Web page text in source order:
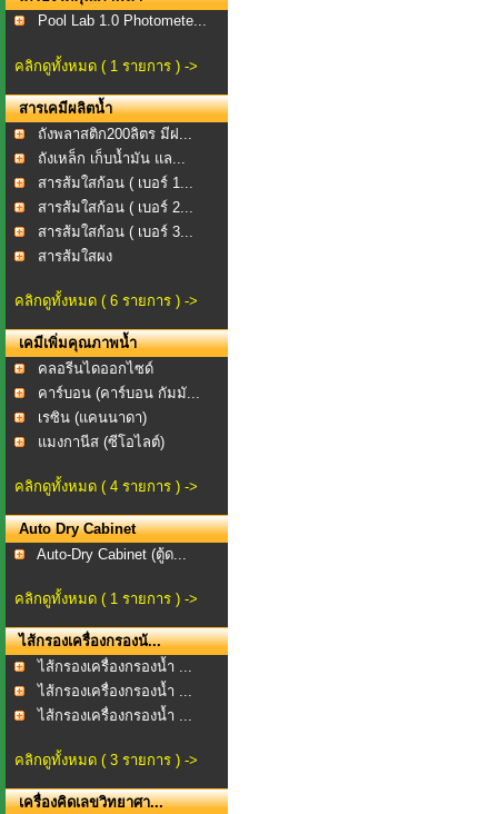
Pool Lab 1.0 Photomete...
คลิกดูทั้งหมด ( 1 รายการ ) ->
สารเคมีผลิตน้ำ
ถังพลาสติก200ลิตร​ มีฝ...
ถังเหล็ก เก็บน้ำมัน แล...
สารส้มใสก้อน ( เบอร์ 1...
สารส้มใสก้อน ( เบอร์ 2...
สารส้มใสก้อน ( เบอร์ 3...
สารส้มใสผง
คลิกดูทั้งหมด ( 6 รายการ ) ->
เคมีเพิ่มคุณภาพน้ำ
คลอรีนไดออกไซด์
คาร์บอน (คาร์บอน กัมมั...
เรซิน (แคนนาดา)
แมงกานีส (ซีโอไลต์)
คลิกดูทั้งหมด ( 4 รายการ ) ->
Auto Dry Cabinet
Auto-Dry Cabinet (ตู้ด...
คลิกดูทั้งหมด ( 1 รายการ ) ->
ไส้กรองเครื่องกรองน้...
ไส้กรองเครื่องกรองน้ำ ...
ไส้กรองเครื่องกรองน้ำ ...
ไส้กรองเครื่องกรองน้ำ ...
คลิกดูทั้งหมด ( 3 รายการ ) ->
เครื่องคิดเลขวิทยาศา...